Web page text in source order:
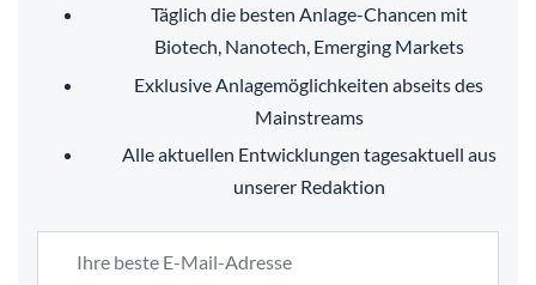
Täglich die besten Anlage-Chancen mit
Biotech, Nanotech, Emerging Markets
Exklusive Anlagemöglichkeiten abseits des
Mainstreams
Alle aktuellen Entwicklungen tagesaktuell aus
unserer Redaktion